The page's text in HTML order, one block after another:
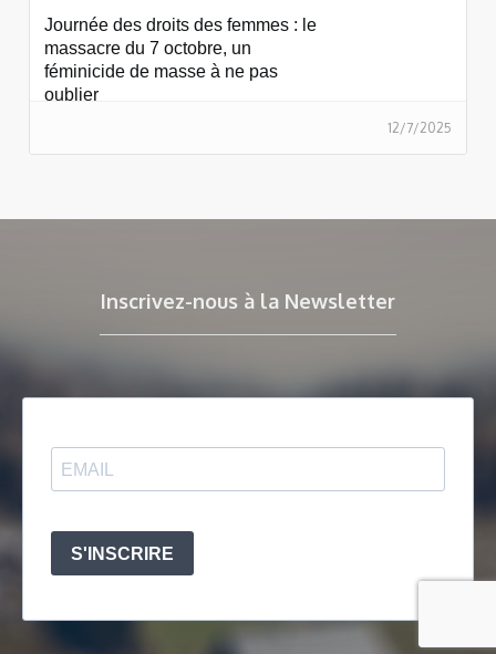
Journée des droits des femmes : le
massacre du 7 octobre, un
féminicide de masse à ne pas
oublier
12/7/2025
Inscrivez-nous à la Newsletter